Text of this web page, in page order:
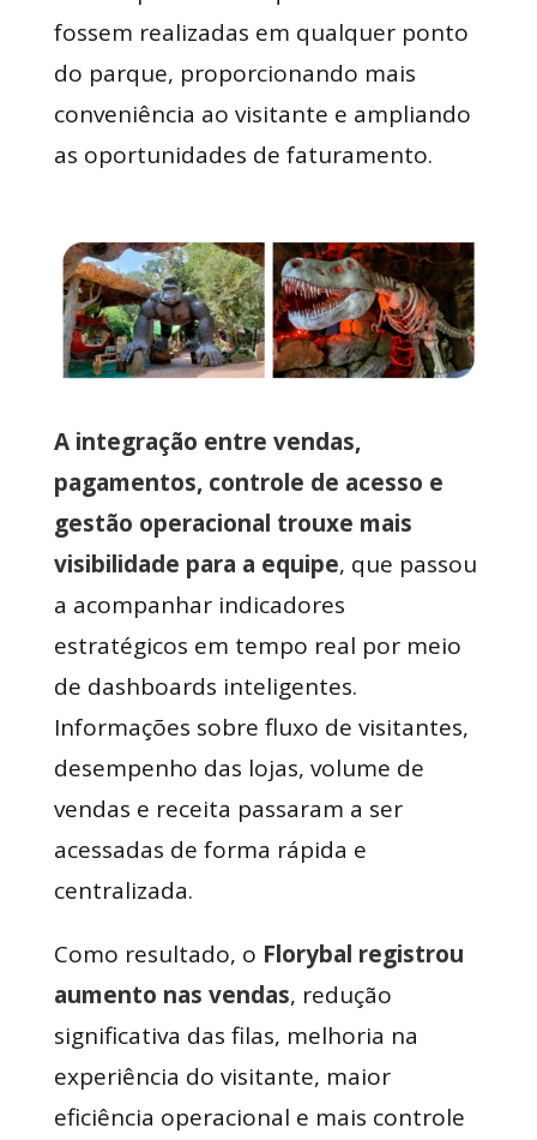
fossem realizadas em qualquer ponto
do parque, proporcionando mais
conveniência ao visitante e ampliando
as oportunidades de faturamento.
A integração entre vendas,
pagamentos, controle de acesso e
gestão operacional trouxe mais
visibilidade para a equipe, que passou
a acompanhar indicadores
estratégicos em tempo real por meio
de dashboards inteligentes.
Informações sobre fluxo de visitantes,
desempenho das lojas, volume de
vendas e receita passaram a ser
acessadas de forma rápida e
centralizada.
Como resultado, o Florybal registrou
aumento nas vendas, redução
significativa das filas, melhoria na
experiência do visitante, maior
eficiência operacional e mais controle